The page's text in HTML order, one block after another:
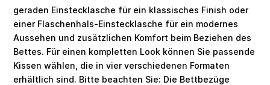
geraden Einstecklasche für ein klassisches Finish oder
einer Flaschenhals-Einstecklasche für ein modernes
Aussehen und zusätzlichen Komfort beim Beziehen des
Bettes. Für einen kompletten Look können Sie passende
Kissen wählen, die in vier verschiedenen Formaten
erhältlich sind. Bitte beachten Sie: Die Bettbezüge